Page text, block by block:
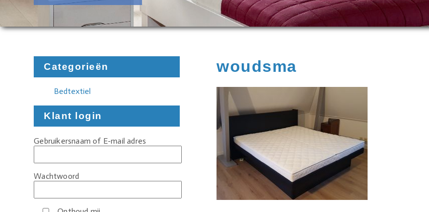
Categorieën
Bedtextiel
Klant login
Gebruikersnaam of E-mail adres
Wachtwoord
woudsma